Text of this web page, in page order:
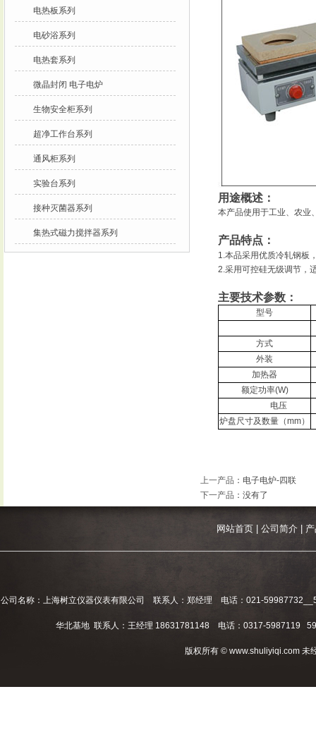
用途概述：
本产品使用于工业、农业
产品特点：
1.本品采用优质冷轧钢板
2.采用可控硅无级调节，
主要技术参数：
型号
方式
外装
加热器
额定功率(W)
电压
炉盘尺寸及数量（mm）
上一产品 ： 电子电炉-四联
下一产品 ：没有了
电热板系列
电砂浴系列
电热套系列
微晶封闭 电子电炉
生物安全柜系列
超净工作台系列
通风柜系列
实验台系列
接种灭菌器系列
集热式磁力搅拌器系列
网站首页| 公司简介|
公司名称：上海树立仪器仪表有限公司 联系人：郑经理 电话：021-
华北基地 联系人：王经理 18631781148 电话：0317-5987119
版权所有 © www.shuliyiqi.com 未